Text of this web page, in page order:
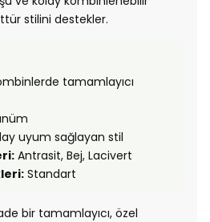
stilini destekler.
tamamlayıcı
uyum sağlayan stil
Antrasit, Bej, Lacivert
Standart
bir tamamlayıcı, özel